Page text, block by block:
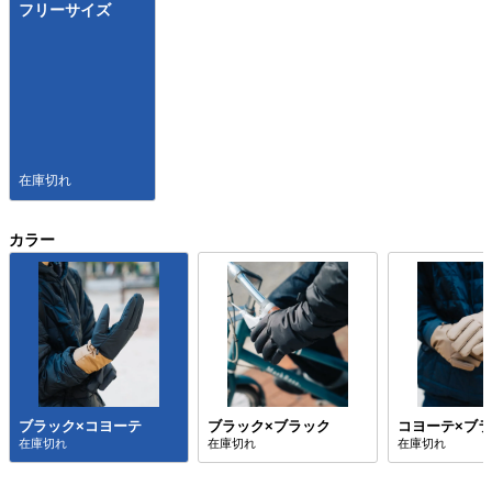
フリーサイズ
在庫切れ
カラー
ブラック×コヨーテ ブラック×ブラック コヨーテ×ブ